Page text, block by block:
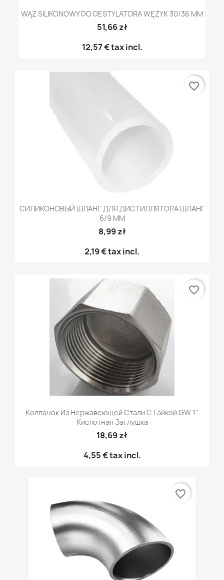
WĄŻ SILIKONOWY DO DESTYLATORA WĘŻYK 30/36 MM
51,66 zł
12,57 €tax incl.
СИЛИКОНОВЫЙ ШЛАНГ ДЛЯ ДИСТИЛЛЯТОРА ШЛАНГ
6/9 ММ
8,99 zł
2,19 €tax incl.
favorite_border
Колпачок Из Нержавеющей Стали С Гайкой GW 1"
Кислотная Заглушка
18,69 zł
4,55 €tax incl.
favorite_border
favorite_border